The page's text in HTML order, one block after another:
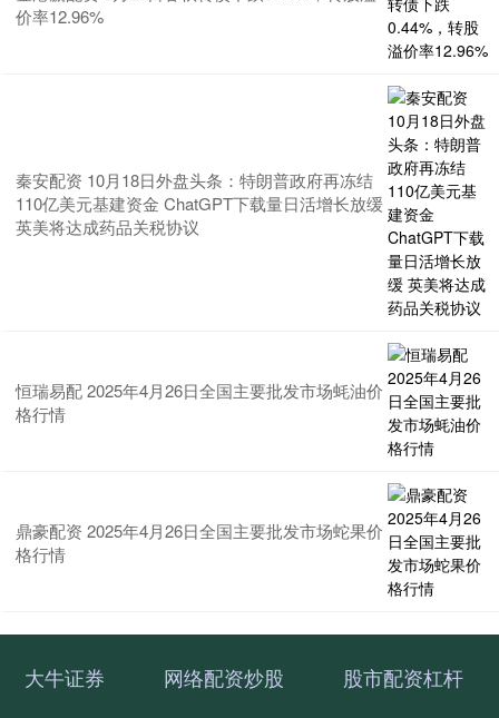
价率12.96%
秦安配资 10月18日外盘头条：特朗普政府再冻结
110亿美元基建资金 ChatGPT下载量日活增长放缓
英美将达成药品关税协议
恒瑞易配 2025年4月26日全国主要批发市场蚝油价
格行情
鼎豪配资 2025年4月26日全国主要批发市场蛇果价
格行情
大牛证券 网络配资炒股 股市配资杠杆